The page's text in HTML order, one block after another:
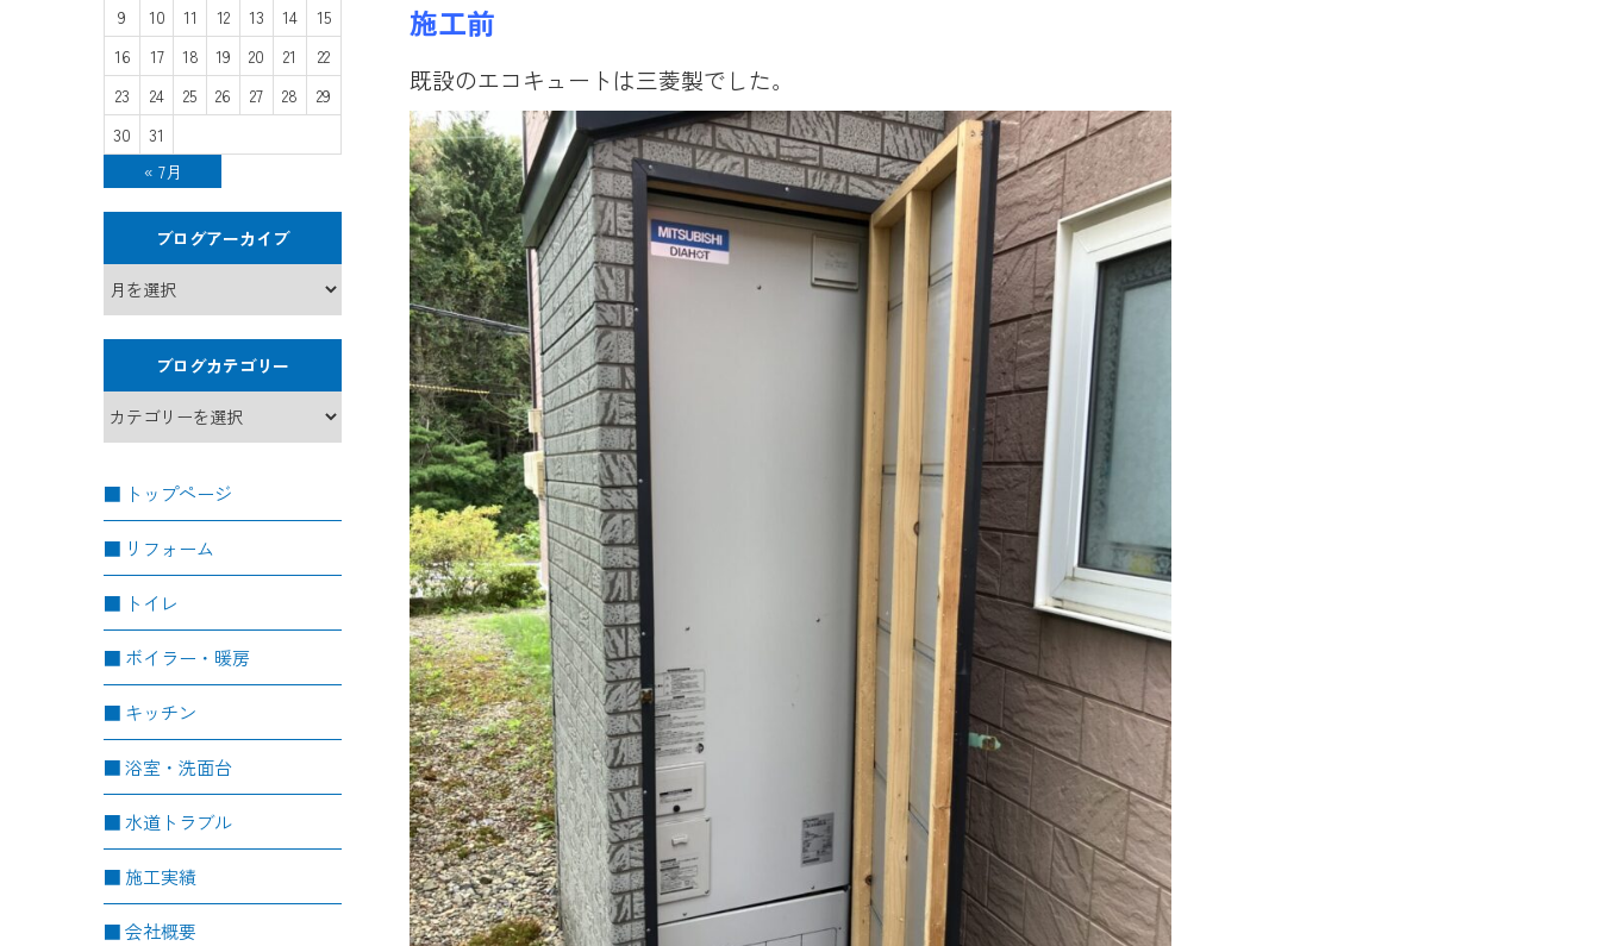
9
10 11 12 13 14
15
16
17 18 19 20 21
22
23
24 25 26 27 28
29
30
31
« 7月
ブログアーカイブ
ブログカテゴリー
トップページ
リフォーム
トイレ
ボイラー・暖房
キッチン
浴室・洗面台
水道トラブル
施工実績
会社概要
施工前
既設のエコキュートは三菱製でした。